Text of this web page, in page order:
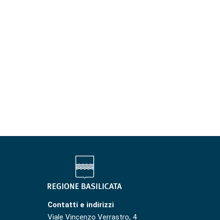
Contatti e indirizzi
Viale Vincenzo Verrastro, 4